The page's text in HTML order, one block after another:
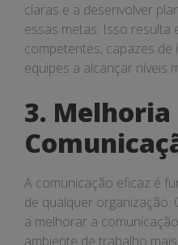
claras e a desenvolver
essas metas. Isso resulta
competentes, capazes de
equipes a alcançar níveis
3. Melhoria
A comunicação eficaz é
de qualquer organização.
a melhorar a
ambiente de trabalho